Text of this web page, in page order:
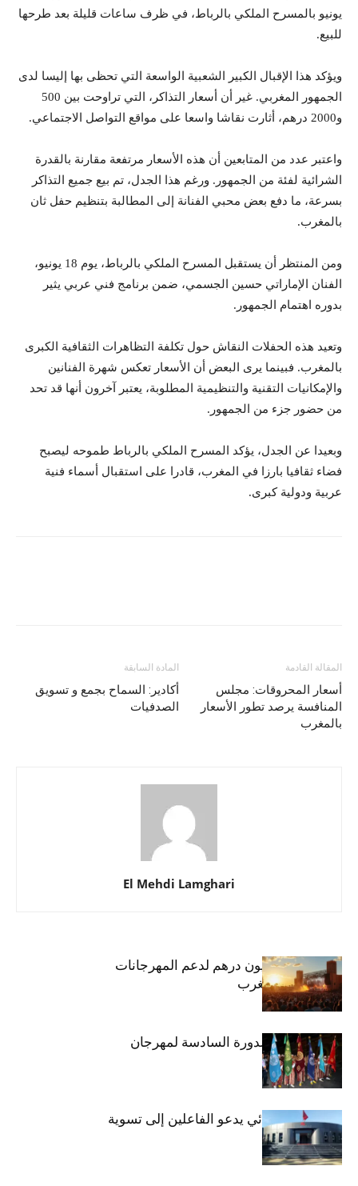
يونيو بالمسرح الملكي بالرباط، في ظرف ساعات قليلة بعد طرحها
للبيع.
ويؤكد هذا الإقبال الكبير الشعبية الواسعة التي تحظى بها إليسا لدى
الجمهور المغربي. غير أن أسعار التذاكر، التي تراوحت بين 500
و2000 درهم، أثارت نقاشا واسعا على مواقع التواصل الاجتماعي.
واعتبر عدد من المتابعين أن هذه الأسعار مرتفعة مقارنة بالقدرة
الشرائية لفئة من الجمهور. ورغم هذا الجدل، تم بيع جميع التذاكر
بسرعة، ما دفع بعض محبي الفنانة إلى المطالبة بتنظيم حفل ثان
بالمغرب.
ومن المنتظر أن يستقبل المسرح الملكي بالرباط، يوم 18 يونيو،
الفنان الإماراتي حسين الجسمي، ضمن برنامج فني عربي يثير
بدوره اهتمام الجمهور.
وتعيد هذه الحفلات النقاش حول تكلفة التظاهرات الثقافية الكبرى
بالمغرب. فبينما يرى البعض أن الأسعار تعكس شهرة الفنانين
والإمكانيات التقنية والتنظيمية المطلوبة، يعتبر آخرون أنها قد تحد
من حضور جزء من الجمهور.
وبعيدا عن الجدل، يؤكد المسرح الملكي بالرباط طموحه ليصبح
فضاء ثقافيا بارزا في المغرب، قادرا على استقبال أسماء فنية
عربية ودولية كبرى.
المادة السابقة
أكادير: السماح بجمع و تسويق
الصدفيات
المقالة القادمة
أسعار المحروقات: مجلس
المنافسة يرصد تطور الأسعار
بالمغرب
El Mehdi Lamghari
أزيد من 26 مليون درهم لدعم المهرجانات
السينمائية بالمغرب
مكناس تفتتح الدورة السادسة لمهرجان
عيساوة
المركز السينمائي يدعو الفاعلين إلى تسوية
وضعيتهم